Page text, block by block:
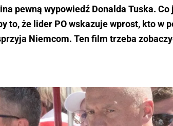
pewną wypowiedź Donalda Tuska.
to, że lider PO wskazuje wprost, kto w
Niemcom. Ten film trzeba